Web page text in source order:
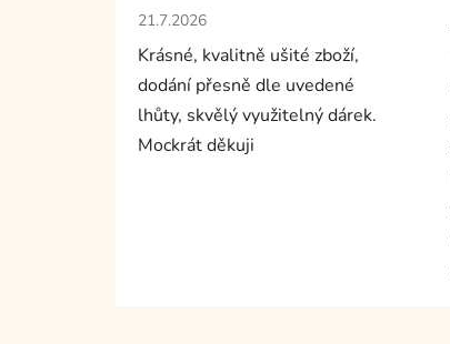
Hodnocení obchodu je 5 z 5 hvězdiček.
21.7.2026
Krásné, kvalitně ušité zboží,
dodání přesně dle uvedené
lhůty, skvělý využitelný dárek.
Mockrát děkuji